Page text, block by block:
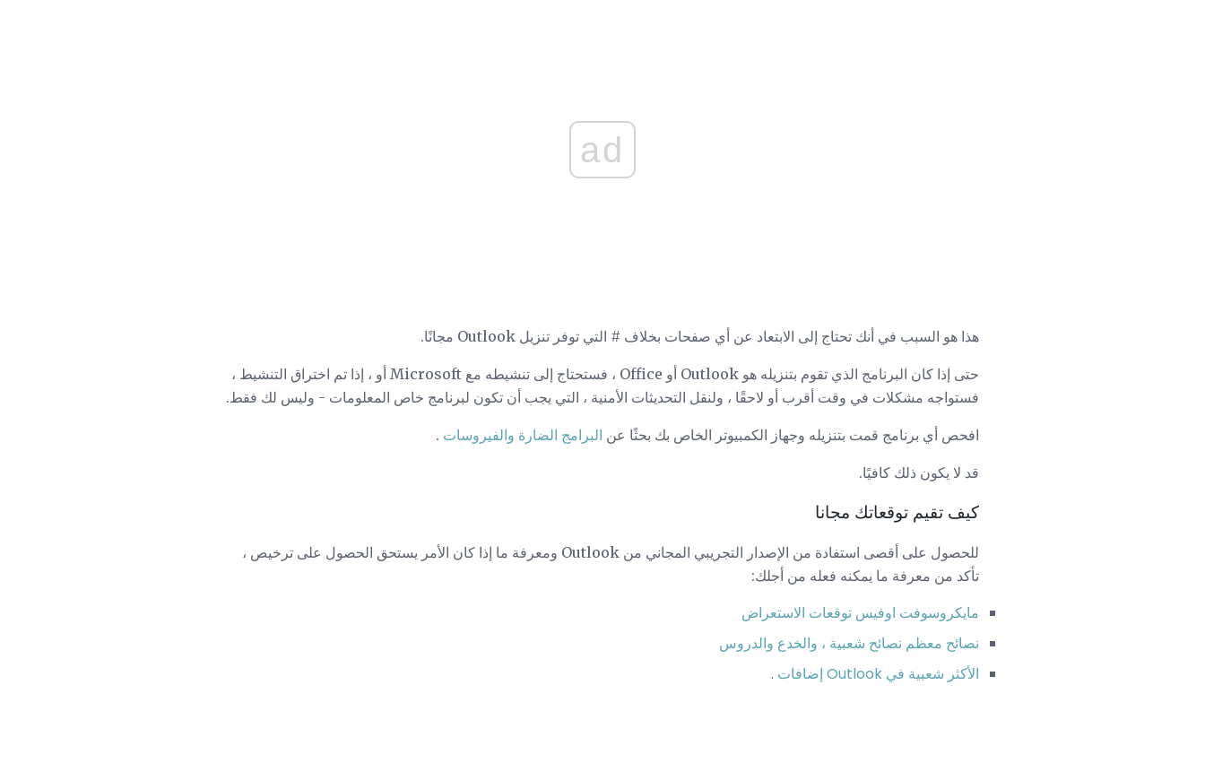
ad
هذا هو السبب في أنك تحتاج إلى الابتعاد عن أي صفحات بخلاف # التي توفر تنزيل Outlook مجانًا.
حتى إذا كان البرنامج الذي تقوم بتنزيله هو Outlook أو Office ، فستحتاج إلى تنشيطه مع Microsoft أو ، إذا تم اختراق التنشيط ،
فستواجه مشكلات في وقت أقرب أو لاحقًا ، ولنقل التحديثات الأمنية ، التي يجب أن تكون لبرنامج خاص المعلومات - وليس لك فقط.
افحص أي برنامج قمت بتنزيله وجهاز الكمبيوتر الخاص بك بحثًا عن البرامج الضارة والفيروسات .
قد لا يكون ذلك كافيًا.
كيف تقيم توقعاتك مجانا
للحصول على أقصى استفادة من الإصدار التجريبي المجاني من Outlook ومعرفة ما إذا كان الأمر يستحق الحصول على ترخيص ،
تأكد من معرفة ما يمكنه فعله من أجلك:
مايكروسوفت اوفيس توقعات الاستعراض
نصائح معظم نصائح شعبية ، والخدع والدروس
الأكثر شعبية في Outlook إضافات
.